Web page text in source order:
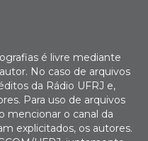
é livre mediante
No caso de arquivos
da Rádio UFRJ e,
Para uso de arquivos
mencionar o canal da
explicitados, os autores.